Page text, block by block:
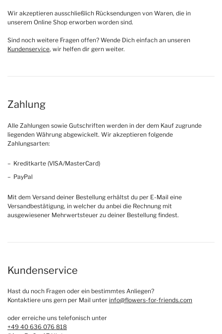
Wir akzeptieren ausschließlich Rücksendungen von Waren, die in
unserem Online Shop erworben worden sind.
Sind noch weitere Fragen offen? Wende Dich einfach an unseren
Kundenservice, wir helfen dir gern weiter.
Zahlung
Alle Zahlungen sowie Gutschriften werden in der dem Kauf zugrunde
liegenden Währung abgewickelt. Wir akzeptieren folgende
Zahlungsarten:
Kreditkarte (VISA/MasterCard)
PayPal
Mit dem Versand deiner Bestellung erhältst du per E-Mail eine
Versandbestätigung, in welcher du anbei die Rechnung mit
ausgewiesener Mehrwertsteuer zu deiner Bestellung findest.
Kundenservice
Hast du noch Fragen oder ein bestimmtes Anliegen?
Kontaktiere uns gern per Mail unter info@flowers-for-friends.com
oder erreiche uns telefonisch unter
+49 40 636 076 818